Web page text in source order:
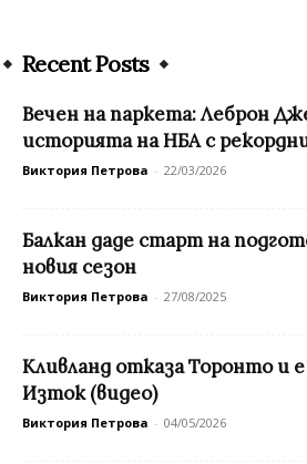
Recent Posts
Вечен на паркета: Леброн
историята на НБА с
Виктория Петрова - 22/03/2026
Балкан даде старт на
новия сезон
Виктория Петрова - 27/08/2025
Кливланд отказа Торонто и
Изток (видео)
Виктория Петрова - 04/05/2026